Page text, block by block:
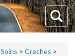
Soins > Creches >